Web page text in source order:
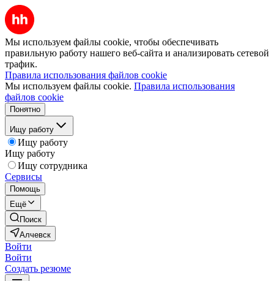
Мы используем файлы cookie, чтобы обеспечивать
правильную работу нашего веб-сайта и анализировать сетевой
трафик.
Правила использования файлов cookie
Мы используем файлы cookie. Правила использования
файлов cookie
Понятно
Ищу работу
Ищу работу
Ищу работу
Ищу сотрудника
Сервисы
Помощь
Ещё
Поиск
Алчевск
Войти
Войти
Создать резюме